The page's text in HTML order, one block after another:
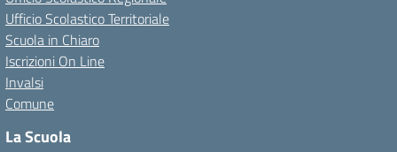
Ufficio Scolastico Territoriale
Scuola in Chiaro
Iscrizioni On Line
Invalsi
Comune
La Scuola